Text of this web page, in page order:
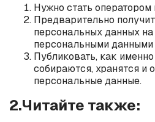
Нужно стать
Предварительно
персональных данных на
персональными данными
Публиковать, как
собираются, хранятся и
персональные данные.
2.Читайте также: